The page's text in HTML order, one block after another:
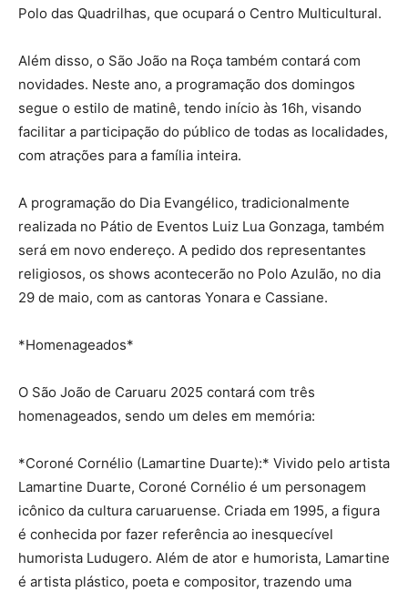
Polo das Quadrilhas, que ocupará o Centro Multicultural.
Além disso, o São João na Roça também contará com
novidades. Neste ano, a programação dos domingos
segue o estilo de matinê, tendo início às 16h, visando
facilitar a participação do público de todas as localidades,
com atrações para a família inteira.
A programação do Dia Evangélico, tradicionalmente
realizada no Pátio de Eventos Luiz Lua Gonzaga, também
será em novo endereço. A pedido dos representantes
religiosos, os shows acontecerão no Polo Azulão, no dia
29 de maio, com as cantoras Yonara e Cassiane.
*Homenageados*
O São João de Caruaru 2025 contará com três
homenageados, sendo um deles em memória:
*Coroné Cornélio (Lamartine Duarte):* Vivido pelo artista
Lamartine Duarte, Coroné Cornélio é um personagem
icônico da cultura caruaruense. Criada em 1995, a figura
é conhecida por fazer referência ao inesquecível
humorista Ludugero. Além de ator e humorista, Lamartine
é artista plástico, poeta e compositor, trazendo uma